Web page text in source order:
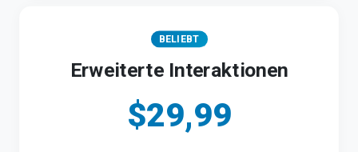
BELIEBT
Erweiterte Interaktionen
$29,99